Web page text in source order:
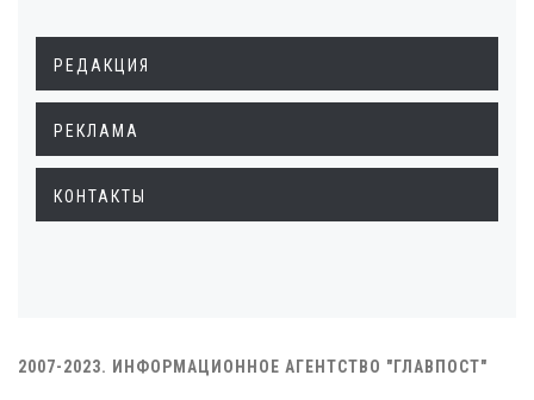
РЕДАКЦИЯ
РЕКЛАМА
КОНТАКТЫ
2007-2023. ИНФОРМАЦИОННОЕ АГЕНТСТВО "ГЛАВПОСТ"